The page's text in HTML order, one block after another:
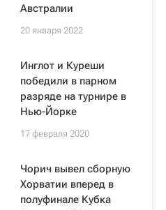
Австралии
20 января 2022
Инглот и Куреши
победили в парном
разряде на турнире в
Нью-Йорке
17 февраля 2020
Чорич вывел сборную
Хорватии вперед в
полуфинале Кубка